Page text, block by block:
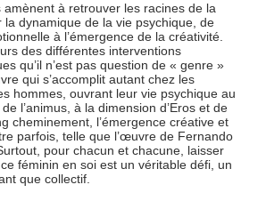
amènent à retrouver les racines de la
la dynamique de la vie psychique, de
à l’émergence de la créativité.
des différentes interventions
qu’il n’est pas question de « genre »
qui s’accomplit autant chez les
hommes, ouvrant leur vie psychique au
l’animus, à la dimension d’Eros et de
cheminement, l’émergence créative et
parfois, telle que l’œuvre de Fernando
pour chacun et chacune, laisser
féminin en soi est un véritable défi, un
que collectif.